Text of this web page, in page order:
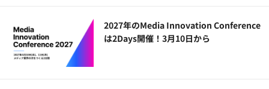
2027年のMedia Innovation Conference
は2Days開催！3月10日から